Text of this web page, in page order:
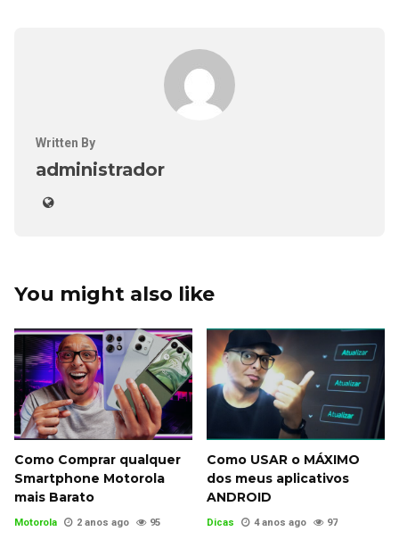
Written By
administrador
You might also like
Como Comprar qualquer
Smartphone Motorola
mais Barato
Motorola 2 anos ago 95
Como USAR o MÁXIMO
dos meus aplicativos
ANDROID
Dicas 4 anos ago 97